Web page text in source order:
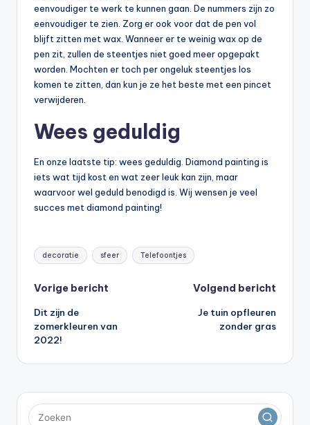
eenvoudiger te werk te kunnen gaan. De nummers zijn zo
eenvoudiger te zien. Zorg er ook voor dat de pen vol
blijft zitten met wax. Wanneer er te weinig wax op de
pen zit, zullen de steentjes niet goed meer opgepakt
worden. Mochten er toch per ongeluk steentjes los
komen te zitten, dan kun je ze het beste met een pincet
verwijderen.
Wees geduldig
En onze laatste tip: wees geduldig. Diamond painting is
iets wat tijd kost en wat zeer leuk kan zijn, maar
waarvoor wel geduld benodigd is. Wij wensen je veel
succes met diamond painting!
Tags:
decoratie sfeer Telefoontjes
Bericht
navigatie
Vorige bericht
Dit zijn de
zomerkleuren van
2022!
Volgend bericht
Je tuin opfleuren
zonder gras